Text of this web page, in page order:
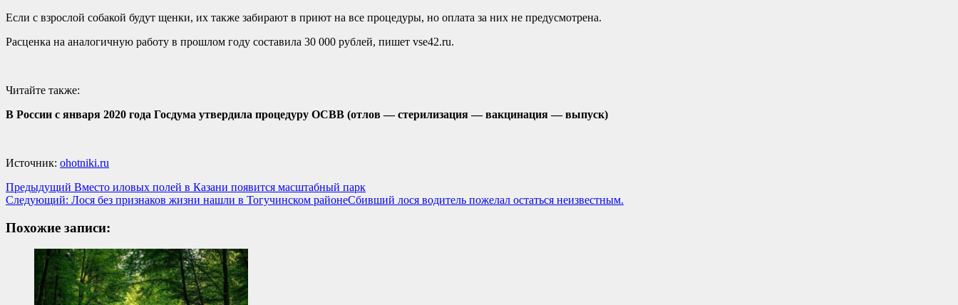
Если с взрослой собакой будут щенки, их также забирают в приют на все процедуры, но оплата за них не предусмотрена.
Расценка на аналогичную работу в прошлом году составила 30 000 рублей, пишет vse42.ru.
Читайте также:
В России с января 2020 года Госдума утвердила процедуру ОСВВ (отлов — стерилизация — вакцинация — выпуск)
Источник: ohotniki.ru
Навигация
записи
Предыдущий Вместо иловых полей в Казани появится масштабный парк
Следующий: Лося без признаков жизни нашли в Тогучинском районеСбивший лося водитель пожелал остаться неизвестным.
Похожие записи: